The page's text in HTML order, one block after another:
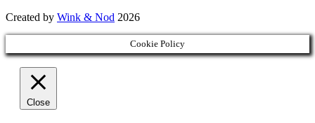
Created by Wink & Nod 2026
Cookie Policy
Close